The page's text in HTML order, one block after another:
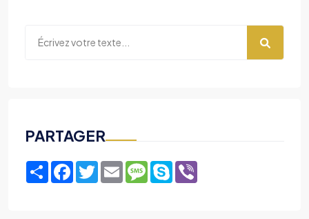
PARTAGER
ShareFacebook
TwitterEmailMessage
Skype